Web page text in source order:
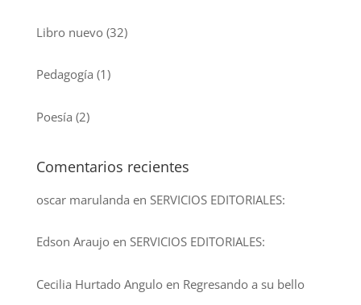
Libro nuevo(32)
Pedagogía (1)
Poesía (2)
Comentarios recientes
oscar marulanda en SERVICIOS EDITORIALES:
Edson Araujoen SERVICIOS EDITORIALES:
Cecilia Hurtado Anguloen Regresando a su bello